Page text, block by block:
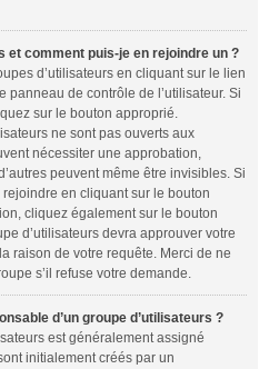
et comment puis-je en rejoindre un ?
d’utilisateurs en cliquant sur le lien
panneau de contrôle de l’utilisateur. Si
sur le bouton approprié.
ne sont pas ouverts aux
nécessiter une approbation,
peuvent même être invisibles. Si
en cliquant sur le bouton
cliquez également sur le bouton
d’utilisateurs devra approuver votre
raison de votre requête. Merci de ne
s’il refuse votre demande.
d’un groupe d’utilisateurs ?
est généralement assigné
initialement créés par un